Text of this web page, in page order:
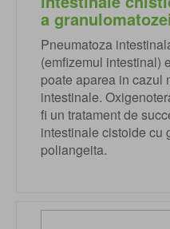
a
Pneumatoza
(emfizemul intestinal)
poate aparea in cazul
intestinale.
fi un tratament de
intestinale cistoide cu
poliangeita.